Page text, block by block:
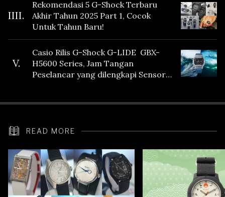
IIII.
Rekomendasi 5 G-Shock Terbaru
Akhir Tahun 2025 Part 1, Cocok
Untuk Tahun Baru!
V.
Casio Rilis G-Shock G-LIDE GBX-
H5600 Series, Jam Tangan
Peselancar yang dilengkapi Sensor
READ MORE